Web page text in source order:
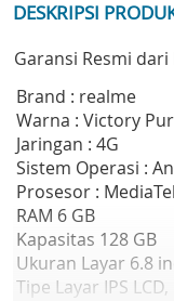
DESKRIPSI
Garansi Resmi
Brand : realme
Warna : Victory
Jaringan : 4G
Sistem Operasi :
Prosesor :
RAM 6 GB
Kapasitas 128 GB
Ukuran Layar 6.8
Tipe Layar IPS